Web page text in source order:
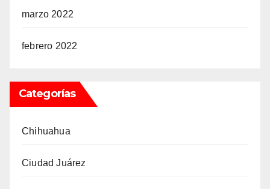
marzo 2022
febrero 2022
Categorías
Chihuahua
Ciudad Juárez